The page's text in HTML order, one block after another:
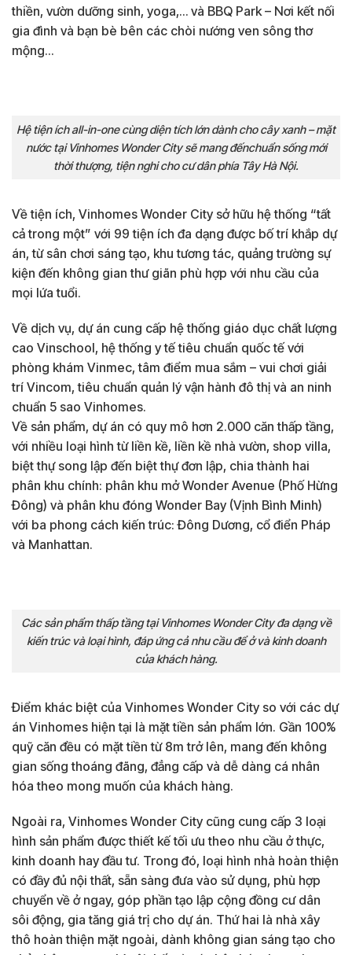
thiền, vườn dưỡng sinh, yoga,… và BBQ Park – Nơi kết nối
gia đình và bạn bè bên các chòi nướng ven sông thơ
mộng…
Hệ tiện ích all-in-one cùng diện tích lớn dành cho cây xanh – mặt
nước tại Vinhomes Wonder City sẽ mang đếnchuẩn sống mới
thời thượng, tiện nghi cho cư dân phía Tây Hà Nội.
Về tiện ích, Vinhomes Wonder City sở hữu hệ thống “tất
cả trong một” với 99 tiện ích đa dạng được bố trí khắp dự
án, từ sân chơi sáng tạo, khu tương tác, quảng trường sự
kiện đến không gian thư giãn phù hợp với nhu cầu của
mọi lứa tuổi.
Về dịch vụ, dự án cung cấp hệ thống giáo dục chất lượng
cao Vinschool, hệ thống y tế tiêu chuẩn quốc tế với
phòng khám Vinmec, tâm điểm mua sắm – vui chơi giải
trí Vincom, tiêu chuẩn quản lý vận hành đô thị và an ninh
chuẩn 5 sao Vinhomes.
Về sản phẩm, dự án có quy mô hơn 2.000 căn thấp tầng,
với nhiều loại hình từ liền kề, liền kề nhà vườn, shop villa,
biệt thự song lập đến biệt thự đơn lập, chia thành hai
phân khu chính: phân khu mở Wonder Avenue (Phố Hừng
Đông) và phân khu đóng Wonder Bay (Vịnh Bình Minh)
với ba phong cách kiến trúc: Đông Dương, cổ điển Pháp
và Manhattan.
Các sản phẩm thấp tầng tại Vinhomes Wonder City đa dạng về
kiến trúc và loại hình, đáp ứng cả nhu cầu để ở và kinh doanh
của khách hàng.
Điểm khác biệt của Vinhomes Wonder City so với các dự
án Vinhomes hiện tại là mặt tiền sản phẩm lớn. Gần 100%
quỹ căn đều có mặt tiền từ 8m trở lên, mang đến không
gian sống thoáng đãng, đẳng cấp và dễ dàng cá nhân
hóa theo mong muốn của khách hàng.
Ngoài ra, Vinhomes Wonder City cũng cung cấp 3 loại
hình sản phẩm được thiết kế tối ưu theo nhu cầu ở thực,
kinh doanh hay đầu tư. Trong đó, loại hình nhà hoàn thiện
có đầy đủ nội thất, sẵn sàng đưa vào sử dụng, phù hợp
chuyển về ở ngay, góp phần tạo lập cộng đồng cư dân
sôi động, gia tăng giá trị cho dự án. Thứ hai là nhà xây
thô hoàn thiện mặt ngoài, dành không gian sáng tạo cho